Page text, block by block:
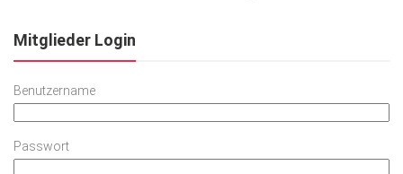
Mitglieder Login
Benutzername
Passwort